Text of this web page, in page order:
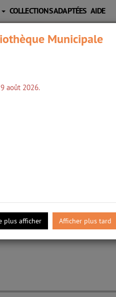
COLLECTIONS ADAPTÉES AIDE
Municipale
août 2026.
plus afficher Afficher plus tard